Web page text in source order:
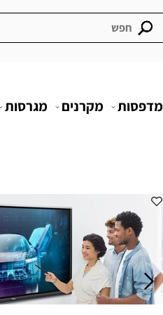
מדפסות מקרנים מגרסות